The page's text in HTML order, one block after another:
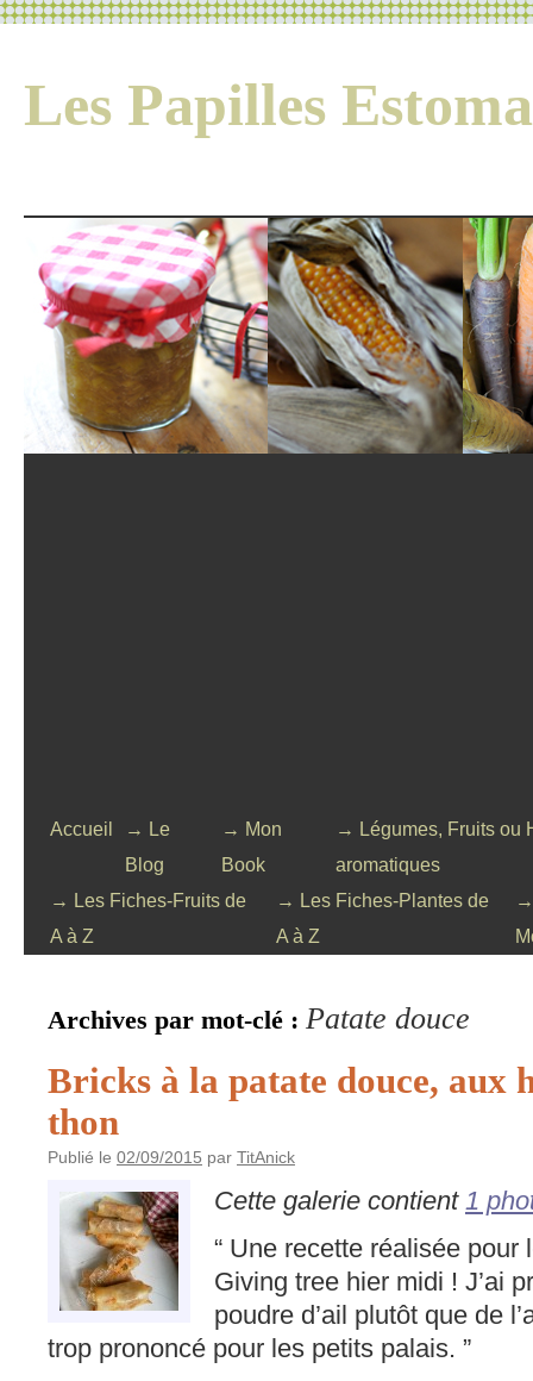
Les Papilles
Accueil
→ Le
Blog
→ Mon
Book
→ Légumes, Fruits ou
aromatiques
→ Les Fiches-Fruits de
A à Z
→ Les Fiches-Plantes de
A à Z
→
Archives par mot-clé : Patate douce
Bricks à la patate douce, aux
thon
Publié le 02/09/2015 par TitAnick
Cette galerie contient 1
“ Une recette réalisée pour
Giving tree hier midi ! J’ai
poudre d’ail plutôt que de
trop prononcé pour les petits palais. ”